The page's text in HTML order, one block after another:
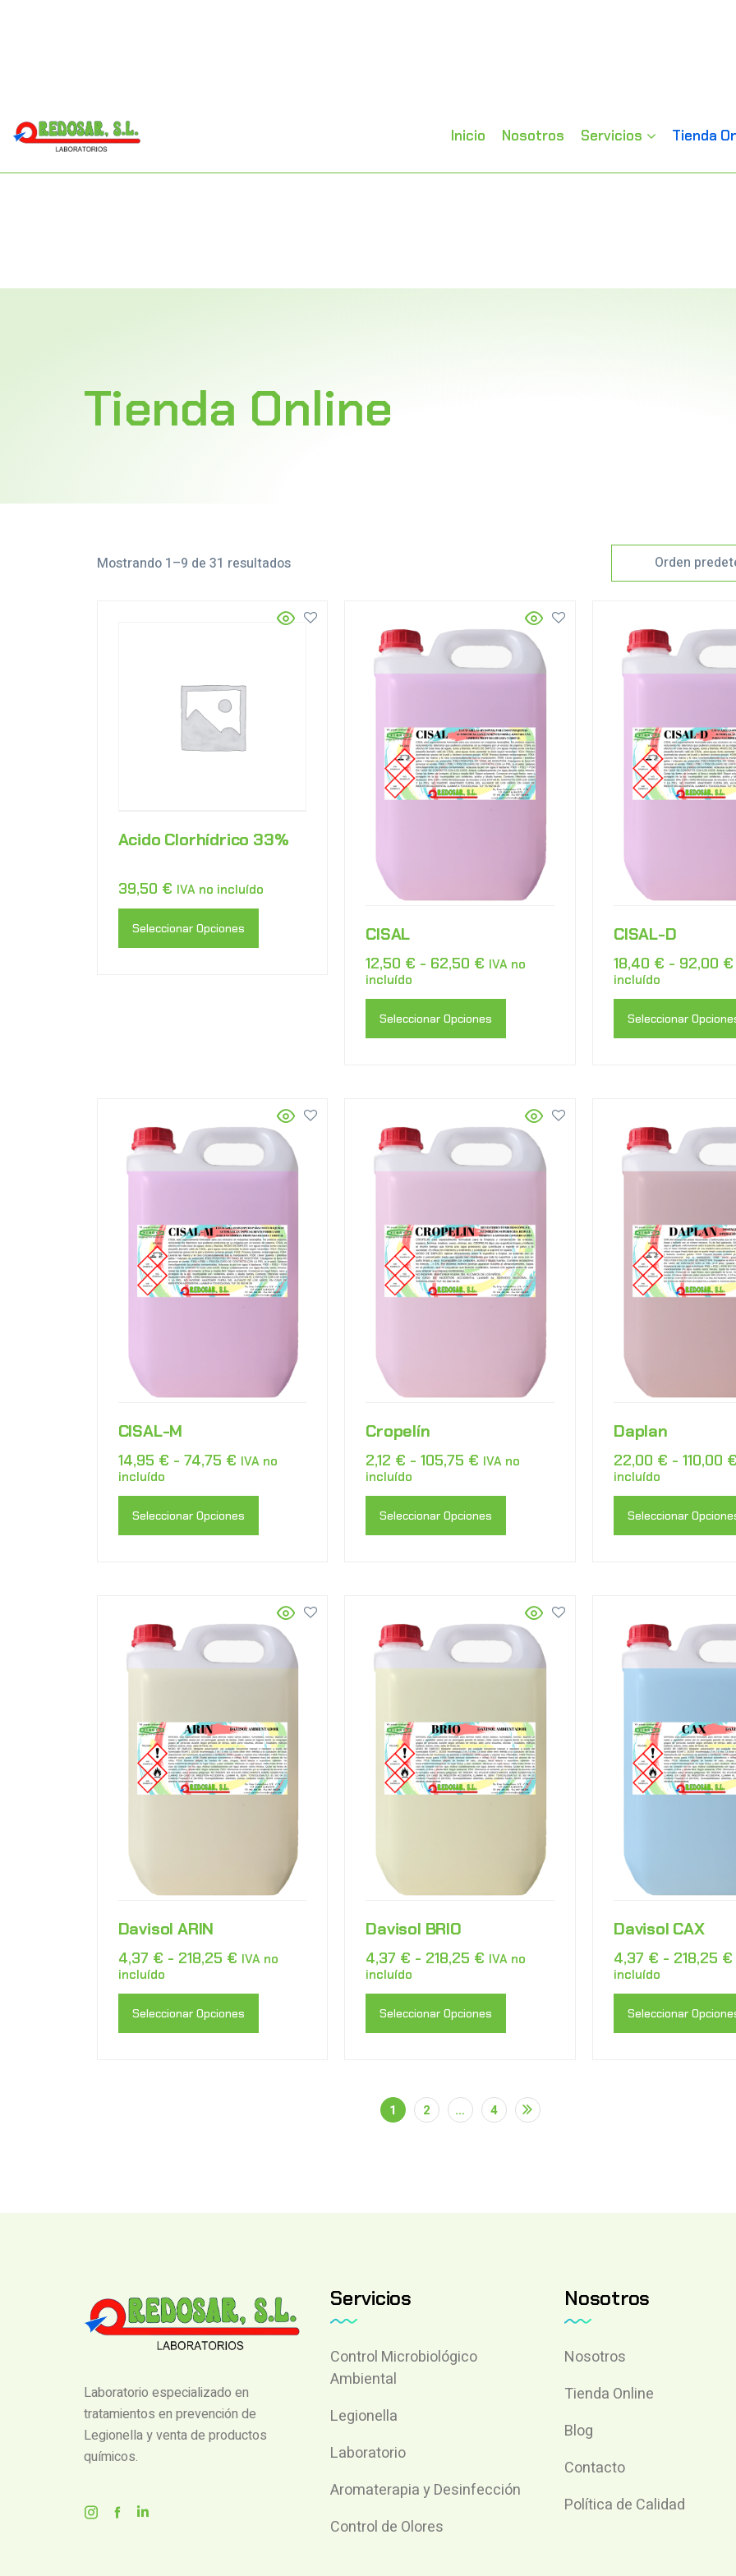
Inicio Nosotros Servicios Tienda
Tienda Online
Mostrando 1–9 de 31 resultados Orden
Acido Clorhídrico 33%
39,50 € IVA no incluído
Seleccionar Opciones CISAL
12,50 € - 62,50 € IVA no
incluído
Seleccionar Opciones
CISAL-D
18,40 € - 92,00 €
incluído
Seleccionar
CISAL-M
14,95 € - 74,75 € IVA no
incluído
Seleccionar Opciones
Cropelín
2,12 € - 105,75 € IVA no
incluído
Seleccionar Opciones
Daplan
22,00 € - 110,00
incluído
Seleccionar
Davisol ARIN
4,37 € - 218,25 € IVA no
incluído
Seleccionar Opciones
Davisol BRIO
4,37 € - 218,25 € IVA no
incluído
Seleccionar Opciones
Davisol CAX
4,37 € - 218,25 €
incluído
Seleccionar
1 2 … 4
Laboratorio especializado en
tratamientos en prevención de
Legionella y venta de productos
químicos.
Servicios
Control Microbiológico
Ambiental
Legionella
Laboratorio
Aromaterapia y Desinfección
Control de Olores
Nosotros
Nosotros
Tienda Online
Blog
Contacto
Política de Calidad